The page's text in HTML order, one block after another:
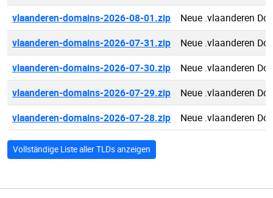
vlaanderen-domains-2026-08-01.zip
Neue .vlaanderen
vlaanderen-domains-2026-07-31.zip
Neue .vlaanderen
vlaanderen-domains-2026-07-30.zip
Neue .vlaanderen
vlaanderen-domains-2026-07-29.zip
Neue .vlaanderen
vlaanderen-domains-2026-07-28.zip
Neue .vlaanderen
Vollständige Liste aller TLDs anzeigen